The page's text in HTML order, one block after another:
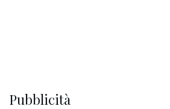
Pubblicità